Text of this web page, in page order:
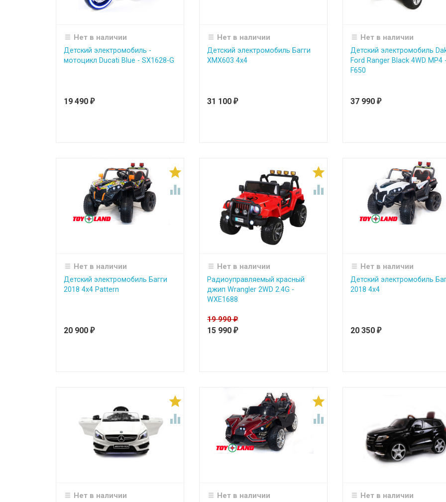
Нет в наличии
Детский электромобиль -
мотоцикл Ducati Blue - SX1628-G
19 490₽
Нет в наличии
Детский электромобиль Багги
ХМХ603 4х4
31 100₽
Нет в наличии
Детский электромобиль
Ford Ranger Black 4WD MP4
F650
37 990₽


Нет в наличии
Детский электромобиль Багги
2018 4х4 Pattern
20 900₽


Нет в наличии
Радиоуправляемый красный
джип Wrangler 2WD 2.4G -
WXE1688
19 990₽
15 990₽
Нет в наличии
Детский электромобиль
2018 4х4
20 350₽


Нет в наличии


Нет в наличии Нет в наличии